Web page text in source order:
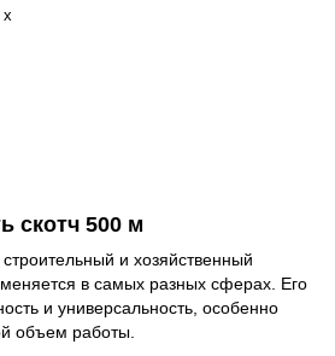
х
скотч 500 м
и хозяйственный
в самых разных сферах. Его
и универсальность, особенно
объем работы.